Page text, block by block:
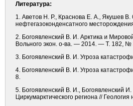
Литература:
1. Аветов Н. Р., Краснова Е. А., Якушев
нефтегазоконденсатного
2. Богоявленский В. И. Арктика и
Вольного экон. о-ва. — 2014. — Т. 182,
3. Богоявленский В. И. Угроза
4. Богоявленский В. И. Угроза
8.
5. Богоявленский В. И., Богоявленский
Циркумарктического региона //